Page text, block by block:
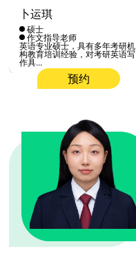
卜运琪
硕士
作文指导老师
英语专业硕士，具有多年考研机
构教育培训经验，对考研英语写
作具...
预约